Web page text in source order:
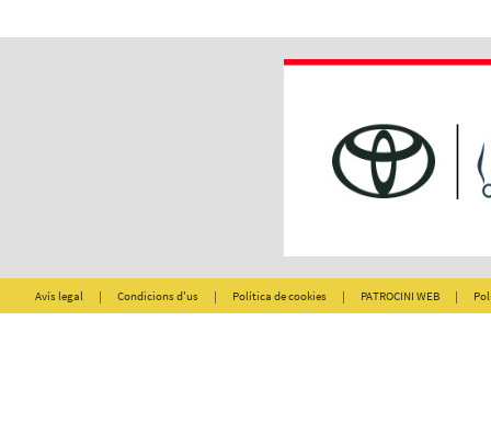
Avís legal | Condicions d'us | Política de cookies | PATROCINI WEB |